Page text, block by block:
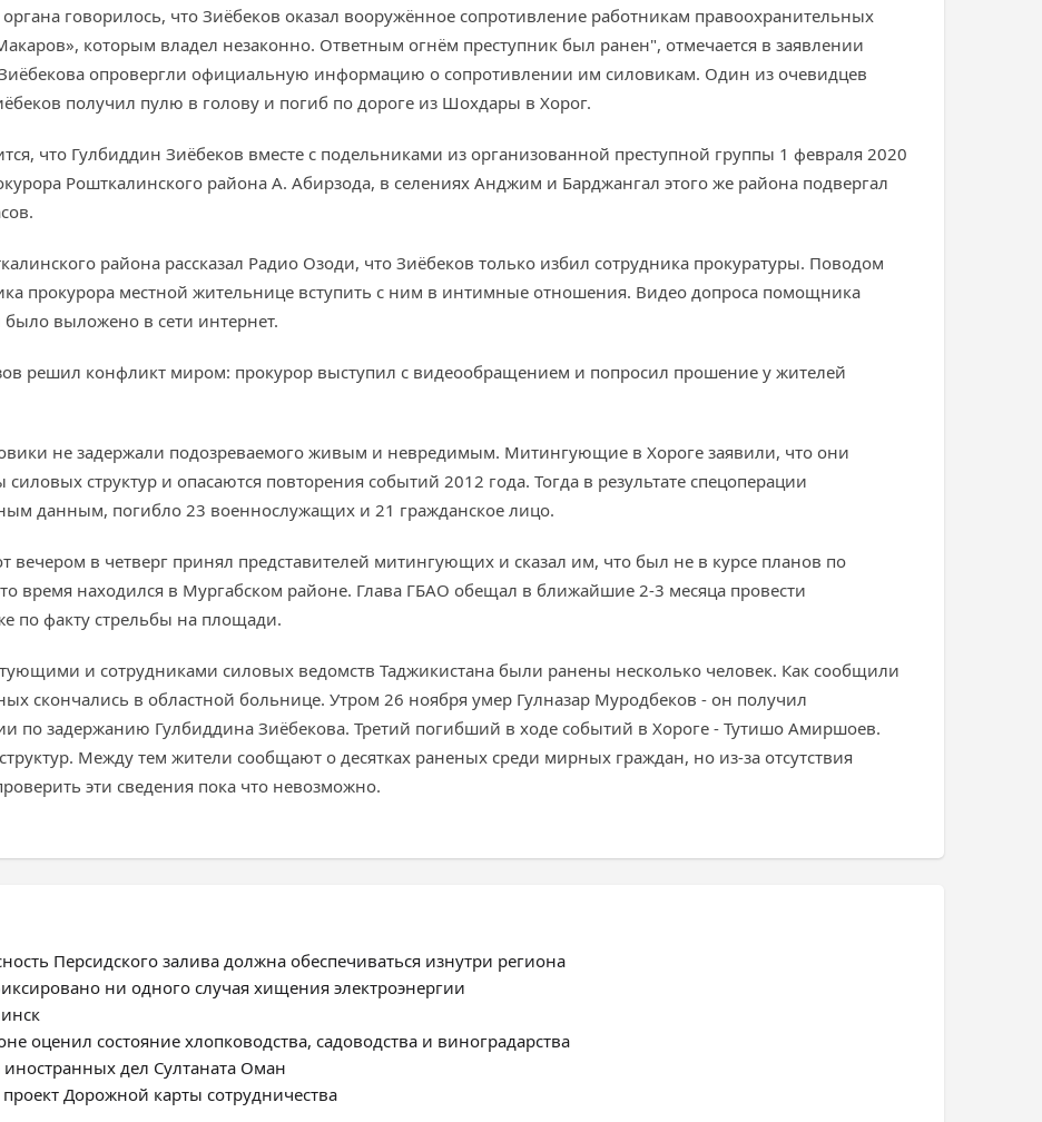
говорилось, что Зиёбеков оказал вооружённое сопротивление работникам правоохранительных
которым владел незаконно. Ответным огнём преступник был ранен", отмечается в заявлении
опровергли официальную информацию о сопротивлении им силовикам. Один из очевидцев
получил пулю в голову и погиб по дороге из Шохдары в Хорог.
что Гулбиддин Зиёбеков вместе с подельниками из организованной преступной группы 1 февраля 2020
Рошткалинского района А. Абирзода, в селениях Анджим и Барджангал этого же района подвергал
района рассказал Радио Озоди, что Зиёбеков только избил сотрудника прокуратуры. Поводом
прокурора местной жительнице вступить с ним в интимные отношения. Видео допроса помощника
выложено в сети интернет.
решил конфликт миром: прокурор выступил с видеообращением и попросил прошение у жителей
не задержали подозреваемого живым и невредимым. Митингующие в Хороге заявили, что они
структур и опасаются повторения событий 2012 года. Тогда в результате спецоперации
данным, погибло 23 военнослужащих и 21 гражданское лицо.
в четверг принял представителей митингующих и сказал им, что был не в курсе планов по
время находился в Мургабском районе. Глава ГБАО обещал в ближайшие 2-3 месяца провести
по факту стрельбы на площади.
и сотрудниками силовых ведомств Таджикистана были ранены несколько человек. Как сообщили
скончались в областной больнице. Утром 26 ноября умер Гулназар Муродбеков - он получил
по задержанию Гулбиддина Зиёбекова. Третий погибший в ходе событий в Хороге - Тутишо Амиршоев.
Между тем жители сообщают о десятках раненых среди мирных граждан, но из-за отсутствия
эти сведения пока что невозможно.
Персидского залива должна обеспечиваться изнутри региона
ни одного случая хищения электроэнергии
оценил состояние хлопководства, садоводства и виноградарства
иностранных дел Султаната Оман
Дорожной карты сотрудничества